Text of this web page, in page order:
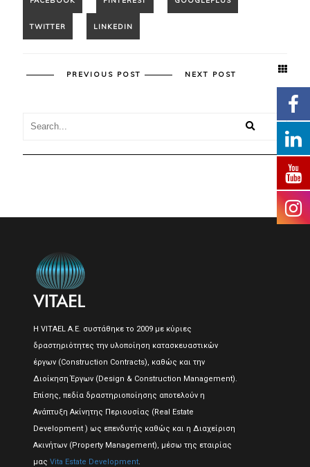
PREVIOUS POST NEXT POST
Η VITAEL A.E. συστάθηκε το 2009 με κύριες
δραστηριότητες την υλοποίηση κατασκευαστικών
έργων (Construction Contracts), καθώς και την
Διοίκηση Έργων (Design & Construction Management).
Επίσης, πεδία δραστηριοποίησης αποτελούν η
Ανάπτυξη Ακίνητης Περιουσίας (Real Estate
Development ) ως επενδυτής καθώς και η Διαχείριση
Ακινήτων (Property Management), μέσω της εταιρίας
μας Vita Estate Development.